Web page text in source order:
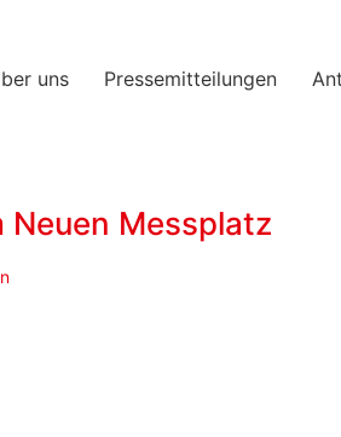
uns Pressemitteilungen
Messplatz